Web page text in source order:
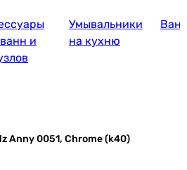
и
Умывальники
на кухню
Anny 0051, Chrome (k40)